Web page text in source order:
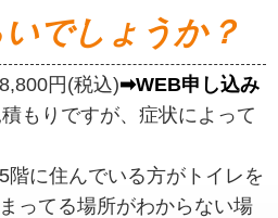
でしょうか？
円(税込)➡WEB申し込み
もりですが、症状によって
階に住んでいる方がトイレを
ってる場所がわからない場